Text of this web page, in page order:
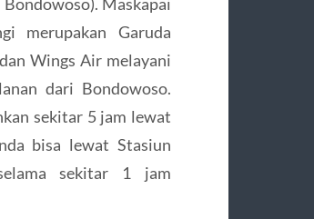
merupakan Garuda
Wings Air melayani
dari Bondowoso.
sekitar 5 jam lewat
bisa lewat Stasiun
sekitar 1 jam